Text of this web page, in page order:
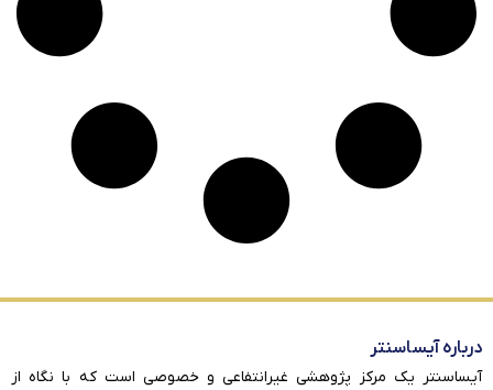
درباره آیساسنتر
آیساسنتر یک مرکز پژوهشی غیرانتفاعی و خصوصی است که با نگاه از